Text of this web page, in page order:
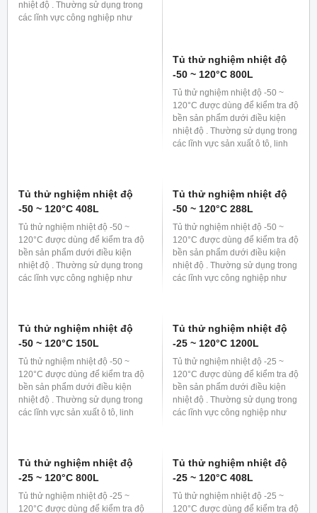
Tủ thử nghiệm nhiệt độ
-50 ~ 120°C 800L
Tủ thử nghiệm nhiệt độ -50 ~
120°C được dùng để kiểm tra độ
bền sản phẩm dưới điều kiện
nhiệt độ . Thường sử dụng trong
các lĩnh vực sản xuất ô tô, linh
-50 ~ 120°C 408L
120°C được dùng để kiểm tra độ
bền sản phẩm dưới điều kiện
nhiệt độ . Thường sử dụng trong
các lĩnh vực công nghiệp như
sản xuất ô tô, linh kiện bán dẫn,
-50 ~ 120°C 288L
120°C được dùng để kiểm tra độ
bền sản phẩm dưới điều kiện
nhiệt độ . Thường sử dụng trong
các lĩnh vực công nghiệp như
sản xuất ô tô, linh kiện bán dẫn,
-50 ~ 120°C 150L
120°C được dùng để kiểm tra độ
-25 ~ 120°C 1200L
120°C được dùng để kiểm tra độ